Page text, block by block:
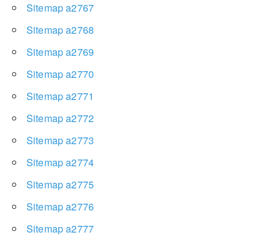
Sitemap a2767
Sitemap a2768
Sitemap a2769
Sitemap a2770
Sitemap a2771
Sitemap a2772
Sitemap a2773
Sitemap a2774
Sitemap a2775
Sitemap a2776
Sitemap a2777